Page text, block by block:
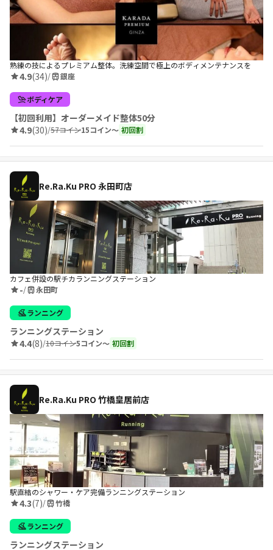
熟練の技によるプレミアム整体。洗練空間で極上のボディメンテナンスを
4.9(34)/ 銀座
ボディケア
【初回利用】オーダーメイド整体50分
4.9(30)/57コイン15コイン〜 初回割
Re.Ra.Ku PRO 永田町店
カフェ併設の駅チカランニングステーション
-/ 永田町
ランニング
ランニングステーション
4.4(8)/10コイン5コイン〜 初回割
Re.Ra.Ku PRO 竹橋皇居前店
駅直結のシャワー・ケア完備ランニングステーション
4.3(7)/ 竹橋
ランニング
ランニングステーション